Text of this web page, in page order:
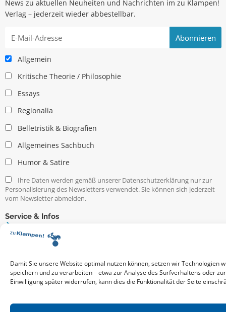
Damit Sie unsere Website optimal nutzen können, setzen wir Technologien
speichern und zu verarbeiten – etwa zur Analyse des Surfverhaltens oder
Einwilligung später widerrufen, kann dies die Funktionalität der Seite
News zu aktuellen Neuheiten und Nachrichten im zu Klampen!
Verlag – jederzeit wieder abbestellbar.
Allgemein
Kritische Theorie / Philosophie
Essays
Regionalia
Belletristik & Biografien
Allgemeines Sachbuch
Humor & Satire
Ihre Daten werden gemäß unserer Datenschutzerklärung nur zur
Personalisierung des Newsletters verwendet. Sie können sich jederzeit
vom Newsletter abmelden.
Service & Infos
Service für Handel & Veranstalter
Praktikumsstellen
Kontakt & Ansprechpartner
Impressum